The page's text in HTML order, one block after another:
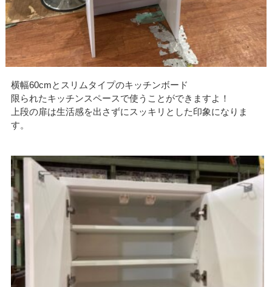
横幅60cmとスリムタイプのキッチンボード
限られたキッチンスペースで使うことができますよ！
上段の扉は生活感を出さずにスッキリとした印象になりま
す。